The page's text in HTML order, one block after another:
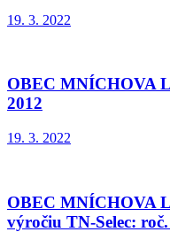
19. 3. 2022
OBEC MNÍCHOVA
2012
19. 3. 2022
OBEC MNÍCHOVA
výročiu TN-Selec: